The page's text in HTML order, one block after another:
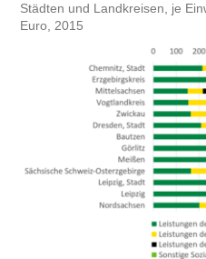
Städten und Landkreisen, je
Euro, 2015